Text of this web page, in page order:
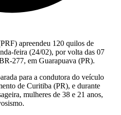
apreendeu 120 quilos de
feira (24/02), por volta das 07
277, em Guarapuava (PR).
para a condutora do veículo
de Curitiba (PR), e durante
mulheres de 38 e 21 anos,